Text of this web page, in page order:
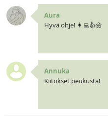
Aura
Hyvä ohje! 👩‍💻👍🌼
Annuka
Kiitokset peukusta!